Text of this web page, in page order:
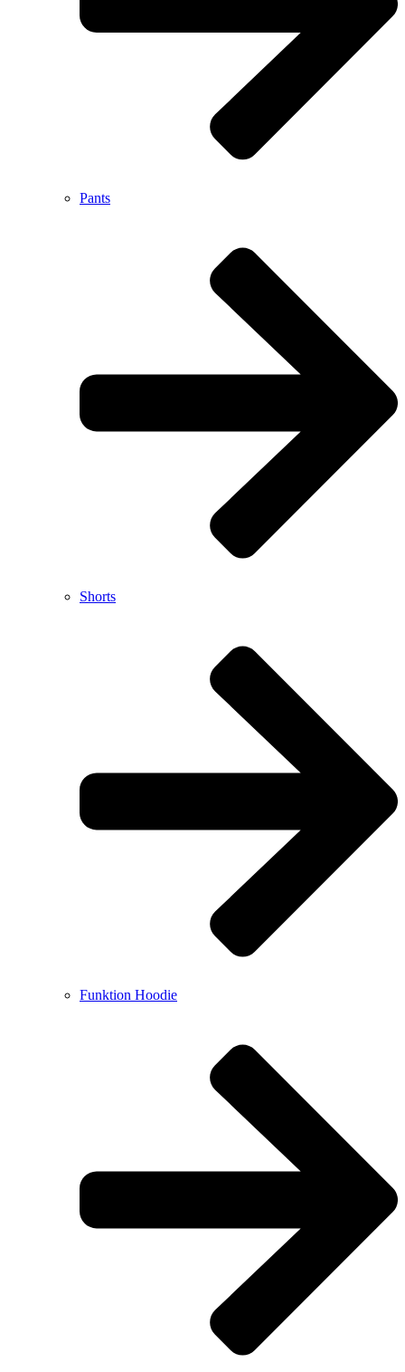
Pants
Shorts
Funktion Hoodie